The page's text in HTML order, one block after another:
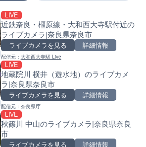
LIVE
近鉄奈良・橿原線・大和西大寺駅付近の
ライブカメラ|奈良県奈良市
ライブカメラを見る 詳細情報
配信元： 大和西大寺駅 Live
LIVE
地蔵院川 横井（遊水地）のライブカメ
ラ|奈良県奈良市
ライブカメラを見る 詳細情報
配信元： 奈良県庁
LIVE
秋篠川 中山のライブカメラ|奈良県奈良
市
ライブカメラを見る 詳細情報
+
−
マーカーをタップするとライブカメラの詳細が表示さ